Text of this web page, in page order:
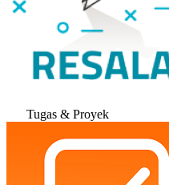
Tugas & Proyek